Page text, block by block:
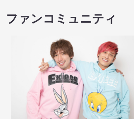
ファンコミュニティ